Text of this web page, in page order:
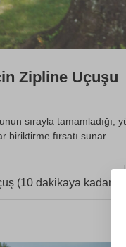
Zipline Uçuşu
sırayla tamamladığı,
biriktirme fırsatı sunar.
(10 dakikaya kadar)